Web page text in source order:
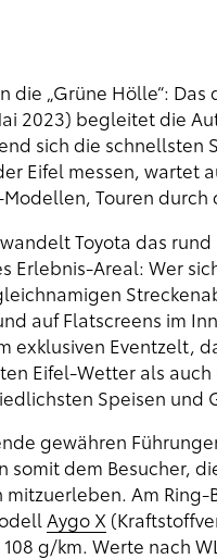
die „Grüne Hölle“: Das
2023) begleitet die
sich die schnellsten
Eifel messen, wartet
Touren
Toyota das
Erlebnis-Areal: Wer
auf Flatscreens im
exklusiven Eventzelt,
Eifel-Wetter als
Speisen und
gewähren
dem Besucher,
Am
Aygo X
g/km. Werte nach